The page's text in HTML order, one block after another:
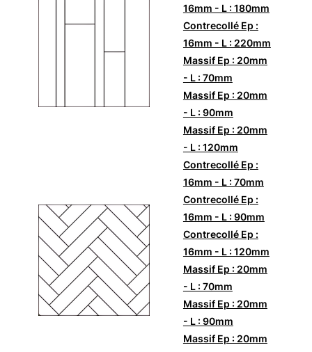
16mm - L : 180mm
Contrecollé Ep :
16mm - L : 220mm
Massif Ep : 20mm
- L : 70mm
Massif Ep : 20mm
- L : 90mm
Massif Ep : 20mm
- L : 120mm
Contrecollé Ep :
16mm - L : 70mm
Contrecollé Ep :
16mm - L : 90mm
Contrecollé Ep :
16mm - L : 120mm
Massif Ep : 20mm
- L : 70mm
Massif Ep : 20mm
- L : 90mm
Massif Ep : 20mm